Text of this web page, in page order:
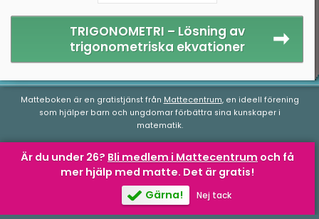
TRIGONOMETRI – Lösning av
trigonometriska ekvationer
Är du under 26? Bli medlem i Mattecentrum och få
mer hjälp med matte. Det är gratis!
Gärna!
Nej tack
Matteboken är en gratistjänst från Mattecentrum, en ideell förening
som hjälper barn och ungdomar förbättra sina kunskaper i
matematik.
Matteboken.se avMattecentrumär licensierad under en
Commons Attribution-NonCommercial-NoDerivatives 4.0
Internationell-licens.